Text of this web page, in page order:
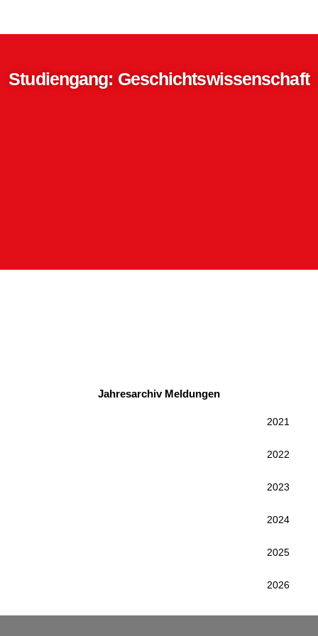
Studiengang: Geschichtswissenschaft
Jahresarchiv Meldungen
2021
2022
2023
2024
2025
2026